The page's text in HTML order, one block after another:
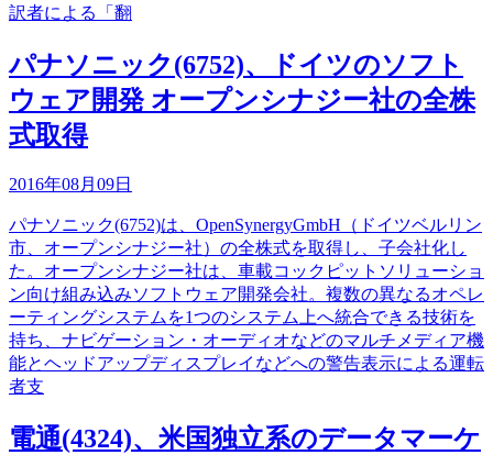
訳者による「翻
パナソニック(6752)、ドイツのソフト
ウェア開発 オープンシナジー社の全株
式取得
2016年08月09日
パナソニック(6752)は、OpenSynergyGmbH（ドイツベルリン
市、オープンシナジー社）の全株式を取得し、子会社化し
た。オープンシナジー社は、車載コックピットソリューショ
ン向け組み込みソフトウェア開発会社。複数の異なるオペレ
ーティングシステムを1つのシステム上へ統合できる技術を
持ち、ナビゲーション・オーディオなどのマルチメディア機
能とヘッドアップディスプレイなどへの警告表示による運転
者支
電通(4324)、米国独立系のデータマーケ